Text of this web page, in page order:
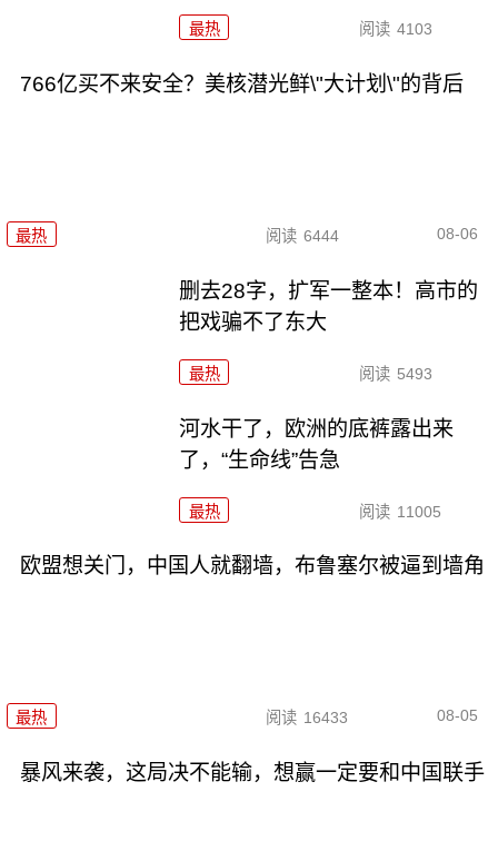
最热 阅读 4103
766亿买不来安全？美核潜光鲜\"大计划\"的背后
最热 阅读 6444 08-06
删去28字，扩军一整本！高市的
把戏骗不了东大
最热 阅读 5493
河水干了，欧洲的底裤露出来
了，“生命线”告急
最热 阅读 11005
欧盟想关门，中国人就翻墙，布鲁塞尔被逼到墙角
最热 阅读 16433 08-05
暴风来袭，这局决不能输，想赢一定要和中国联手